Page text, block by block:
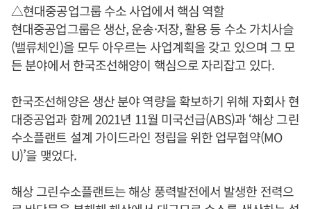
△현대중공업그룹 수소 사업에서 핵심 역할
현대중공업그룹은 생산, 운송·저장, 활용 등 수소 가치사슬
(밸류체인)을 모두 아우르는 사업계획을 갖고 있으며 그 모
든 분야에서 한국조선해양이 핵심으로 자리잡고 있다.
한국조선해양은 생산 분야 역량을 확보하기 위해 자회사 현
대중공업과 함께 2021년 11월 미국선급(ABS)과 ‘해상 그린
수소플랜트 설계 가이드라인 정립을 위한 업무협약(MO
U)’을 맺었다.
해상 그린수소플랜트는 해상 풍력발전에서 발생한 전력으